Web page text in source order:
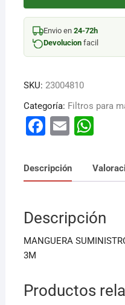
AIRE
10
cantidad
Envio en 24-72h
Devolucionfacil
SKU: 23004810
Categoría: Filtros para
F
c
e
o
o
E
ai
l
W
at
s
p
p
Descripción
Descripción
MANGUERA
3M
Productos